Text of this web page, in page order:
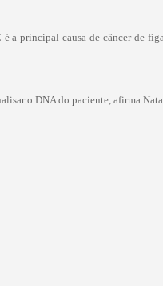
é a principal causa de câncer de
o DNA do paciente, afirma